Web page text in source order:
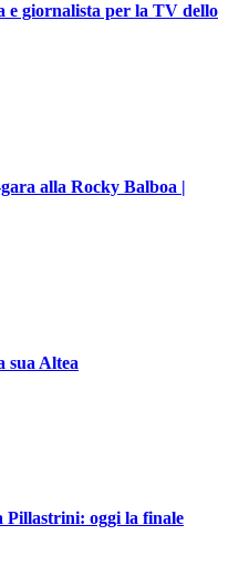
e giornalista per la TV dello
alla Rocky Balboa |
sua Altea
Pillastrini: oggi la finale